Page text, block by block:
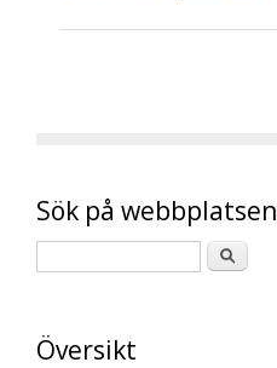
Sök på webbplatsen
Översikt